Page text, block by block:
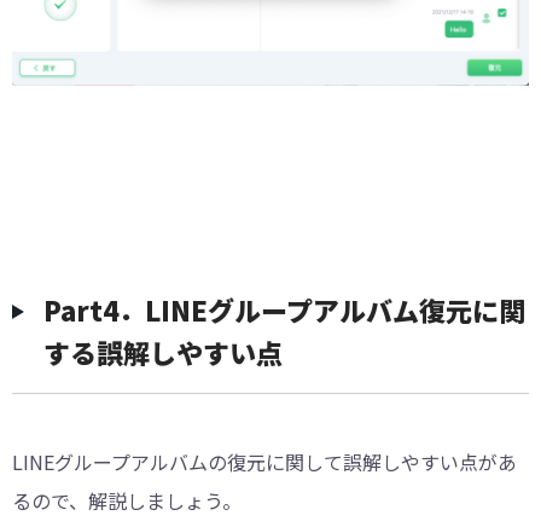
Part4．LINEグループアルバム復元に関
する誤解しやすい点
LINEグループアルバムの復元に関して誤解しやすい点があ
るので、解説しましょう。